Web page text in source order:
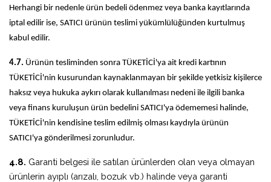
Herhangi bir nedenle ürün bedeli ödenmez veya banka kayıtlarında
iptal edilir ise, SATICI ürünün teslimi yükümlülüğünden kurtulmuş
kabul edilir.
4.7. Ürünün tesliminden sonra TÜKETİCİ'ya ait kredi kartının
TÜKETİCİ'nin kusurundan kaynaklanmayan bir şekilde yetkisiz kişilerce
haksız veya hukuka aykırı olarak kullanılması nedeni ile ilgili banka
veya finans kuruluşun ürün bedelini SATICI'ya ödememesi halinde,
TÜKETİCİ'nin kendisine teslim edilmiş olması kaydıyla ürünün
SATICI'ya gönderilmesi zorunludur.
4.8. Garanti belgesi ile satılan ürünlerden olan veya olmayan
ürünlerin ayıplı (arızalı, bozuk vb.) halinde veya garanti